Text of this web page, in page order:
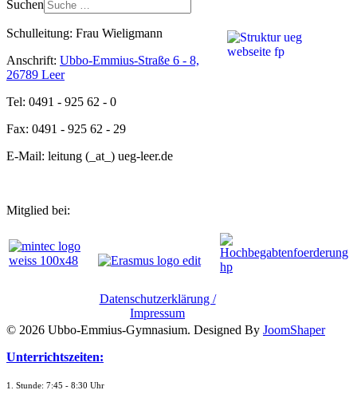
Suchen
Schulleitung: Frau Wieligmann
Anschrift: Ubbo-Emmius-Straße 6 - 8,
26789 Leer
Tel: 0491 - 925 62 - 0
Fax: 0491 - 925 62 - 29
E-Mail: leitung (_at_) ueg-leer.de
Mitglied bei:
Datenschutzerklärung /
Impressum
© 2026 Ubbo-Emmius-Gymnasium. Designed By JoomShaper
Unterrichtszeiten:
1. Stunde: 7:45 - 8:30 Uhr